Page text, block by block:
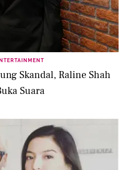
Skandal, Raline Shah
Suara